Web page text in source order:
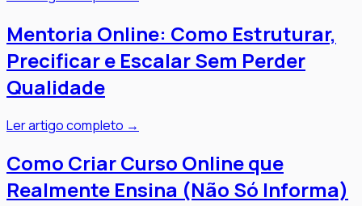
Mentoria Online: Como Estruturar,
Precificar e Escalar Sem Perder
Qualidade
Ler artigo completo →
Como Criar Curso Online que
Realmente Ensina (Não Só Informa)